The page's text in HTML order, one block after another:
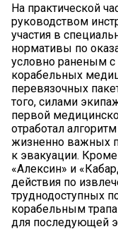
На практической
руководством
участия в
нормативы по
условно раненым
корабельных
перевязочных
того, силами
первой
отработал
жизненно важных
к эвакуации.
«Алексин» и
действия по
труднодоступных
корабельным
для последующей